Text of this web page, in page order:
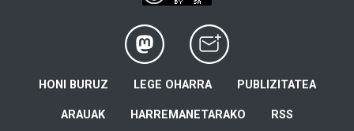
HONI BURUZ LEGE OHARRA PUBLIZITATEA
ARAUAK HARREMANETARAKO RSS